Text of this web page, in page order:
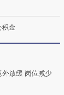
积金
外放缓 岗位减少